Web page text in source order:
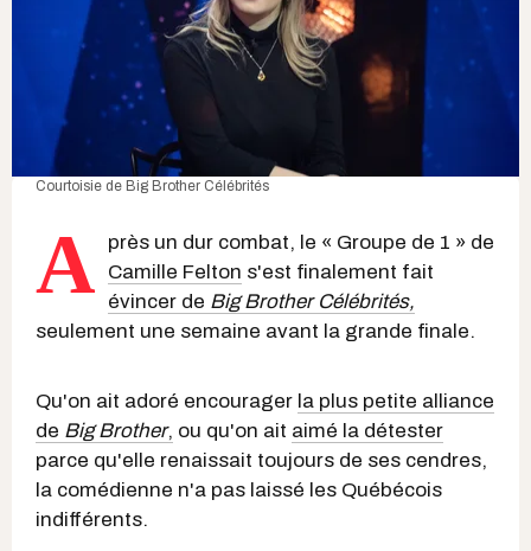
Courtoisie de Big Brother Célébrités
A
près un dur combat, le « Groupe de 1 » de
Camille Felton s'est finalement fait
évincer de Big Brother Célébrités,
seulement une semaine avant la grande finale.
Qu'on ait adoré encourager la plus petite alliance
de Big Brother, ou qu'on ait aimé la détester
parce qu'elle renaissait toujours de ses cendres,
la comédienne n'a pas laissé les Québécois
indifférents.